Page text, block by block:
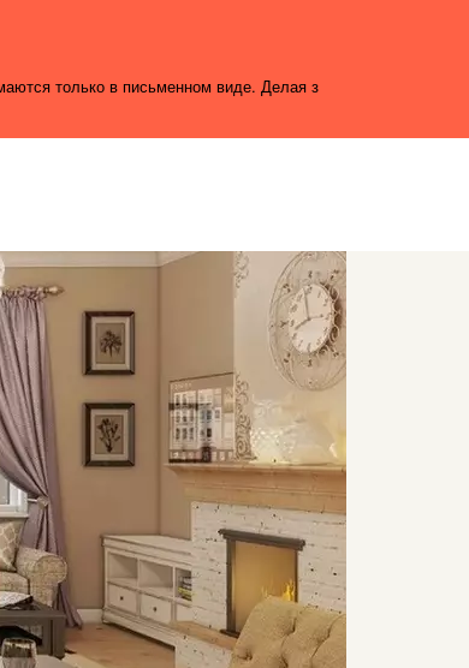
только в письменном виде. Делая з